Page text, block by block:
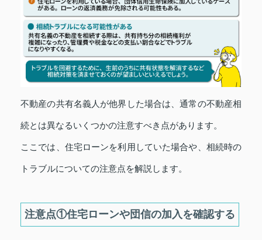
不動産の共有名義人が他界した場合は、通常の不動産相
続とは異なるいくつかの注意すべき点があります。
ここでは、住宅ローンを利用していた場合や、相続時の
トラブルについての注意点を解説します。
注意点①住宅ローンや団信の加入を確認する